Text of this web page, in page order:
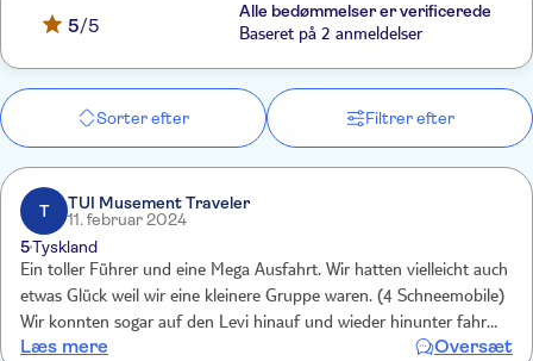
5/5
Alle bedømmelser er verificerede
Baseret på 2 anmeldelser
Sorter efter Filtrer efter
T
TUI Musement Traveler
11. februar 2024
5Tyskland
Ein toller Führer und eine Mega Ausfahrt. Wir hatten vielleicht auch
etwas Glück weil wir eine kleinere Gruppe waren. (4 Schneemobile)
Wir konnten sogar auf den Levi hinauf und wieder hinunter fahren.
Es war ein geiles Abenteuer und für uns jeden Euro wert. Hat richtig
Læs mere Oversæt